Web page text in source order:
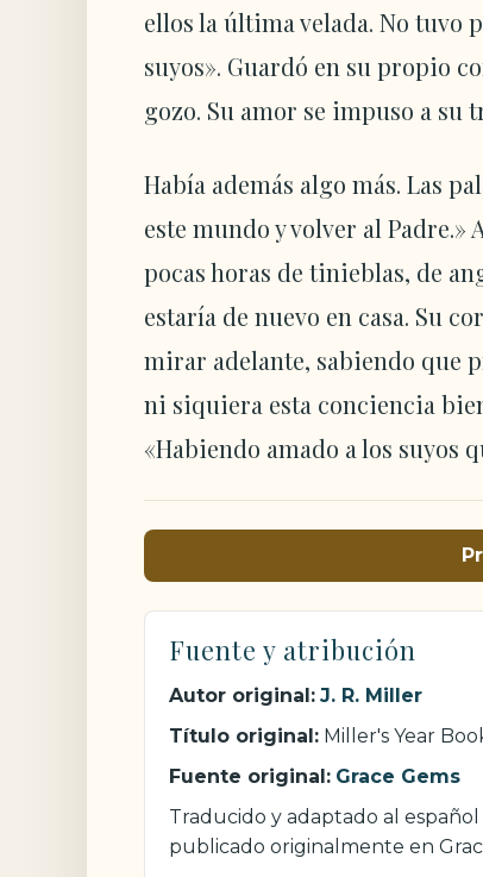
ellos la última velada. No tuvo
suyos». Guardó en su propio
gozo. Su amor se impuso a su
Había además algo más. Las
este mundo y volver al Padre.»
pocas horas de tinieblas, de
estaría de nuevo en casa. Su
mirar adelante, sabiendo que
ni siquiera esta conciencia
«Habiendo amado a los suyos
Fuente y atribución
Autor original: J. R. Miller
Título original: Miller's Year
Fuente original: Grace Gems
Traducido y adaptado al
publicado originalmente en